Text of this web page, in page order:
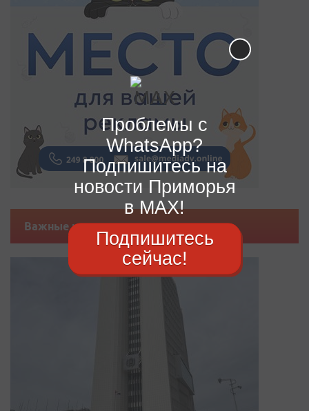
Важные новости
Проблемы с
WhatsApp?
Подпишитесь на
новости Приморья
в MAX!
Подпишитесь
сейчас!